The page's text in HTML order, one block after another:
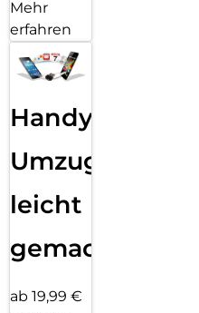
Mehr
erfahren
Handy
Umzug
leicht
gemacht!
ab 19,99 €